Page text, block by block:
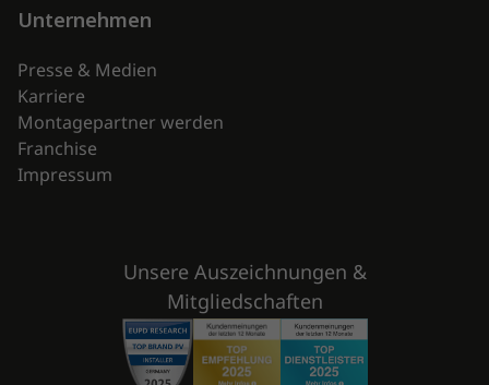
Unternehmen
Presse & Medien
Karriere
Montagepartner werden
Franchise
Impressum
Unsere Auszeichnungen &
Mitgliedschaften